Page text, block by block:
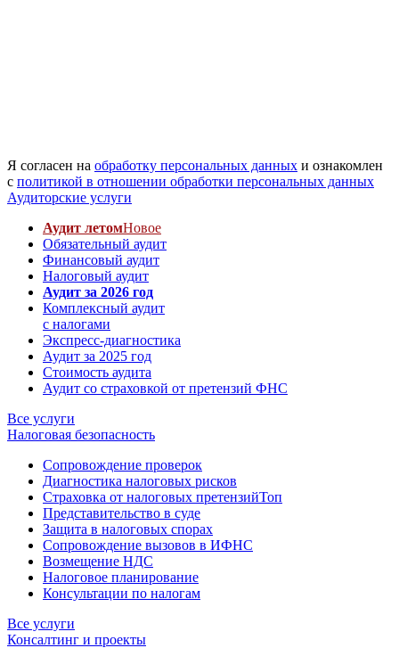
Я согласен на обработку персональных данных и ознакомлен
с политикой в отношении обработки персональных данных
Аудиторские услуги
Аудит летомНовое
Обязательный аудит
Финансовый аудит
Налоговый аудит
Аудит за 2026 год
Комплексный аудит
с налогами
Экспресс-диагностика
Аудит за 2025 год
Стоимость аудита
Аудит со страховкой от претензий ФНС
Все услуги
Налоговая безопасность
Сопровождение проверок
Диагностика налоговых рисков
Страховка от налоговых претензийТоп
Представительство в суде
Защита в налоговых спорах
Сопровождение вызовов в ИФНС
Возмещение НДС
Налоговое планирование
Консультации по налогам
Все услуги
Консалтинг и проекты